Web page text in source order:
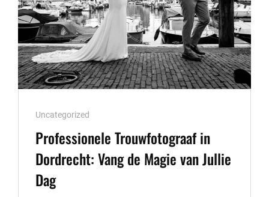
SPECIALE
DAG?
Cat
Links
Uncategorized
Professionele Trouwfotograaf in
Dordrecht: Vang de Magie van Jullie
Dag